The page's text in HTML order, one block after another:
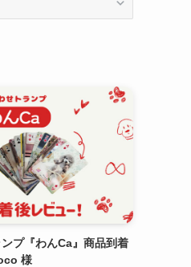
プ『わんCa』商品到着
様